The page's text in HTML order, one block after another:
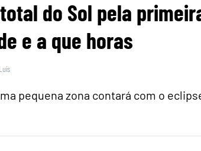
do Sol pela
e a que horas
pequena zona contará com o